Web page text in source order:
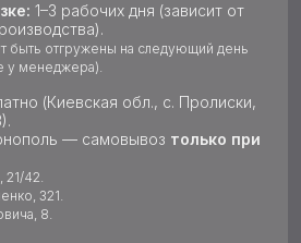
1–3 рабочих дня (зависит от
быть отгружены на следующий день
у менеджера).
(Киевская обл., с. Пролиски,
— самовывоз только при
21/42.
321.
8.